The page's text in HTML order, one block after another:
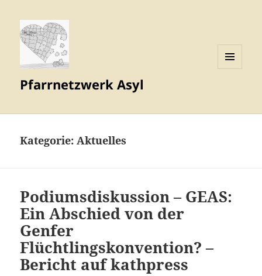
Pfarrnetzwerk Asyl
Kategorie:Aktuelles
Podiumsdiskussion – GEAS:
Ein Abschied von der
Genfer
Flüchtlingskonvention? –
Bericht auf kathpress